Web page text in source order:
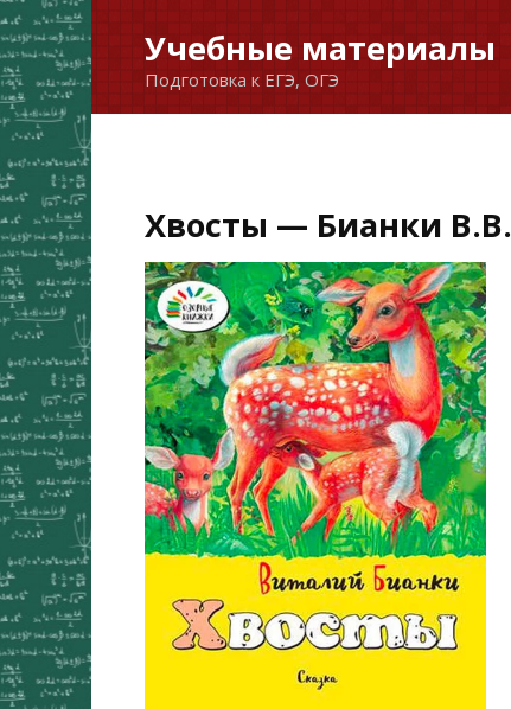
Перейти
к
содержанию
Учебные материалы
Подготовка к ЕГЭ, ОГЭ
Хвосты — Бианки В.В.